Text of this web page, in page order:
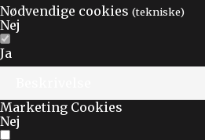
Nødvendige cookies (tekniske)
Nej
Ja
Marketing Cookies
Nej